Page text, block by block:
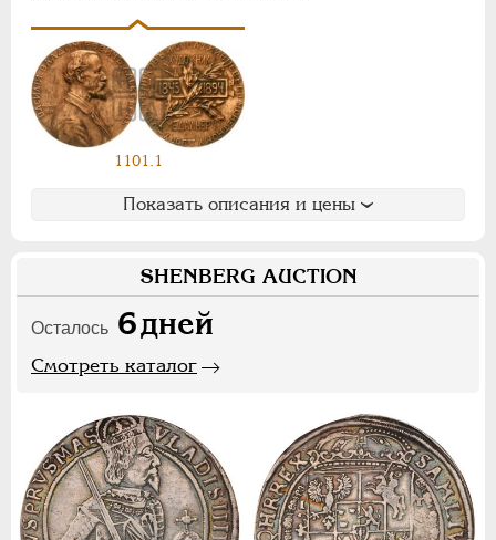
1101.1
Показать описания и цены
SHENBERG AUCTION
Осталось 6дней
Смотреть каталог
М О П
Ф
Х Э
Цифры
7